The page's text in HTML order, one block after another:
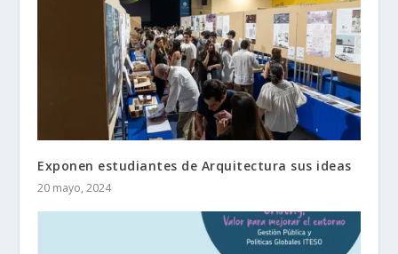
Exponen estudiantes de Arquitectura sus ideas
20 mayo, 2024